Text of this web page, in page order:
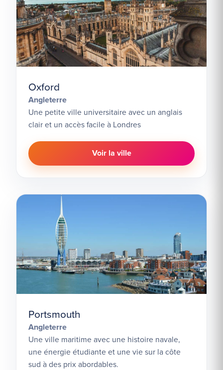
Oxford
Angleterre
Une petite ville universitaire avec un anglais
clair et un accès facile à Londres
Voir la ville
Portsmouth
Angleterre
Une ville maritime avec une histoire navale,
une énergie étudiante et une vie sur la côte
sud à des prix abordables.